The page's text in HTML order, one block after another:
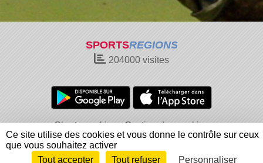
SPORTSREGIONS
204000 visites
Charte cookies
Gestion des cookies
Informations légales
Signaler un contenu inapproprié
Envie de participer ? Connexion
Ce site utilise des cookies et vous donne le contrôle sur ceux
que vous souhaitez activer
Tout accepter
Tout refuser Personnaliser